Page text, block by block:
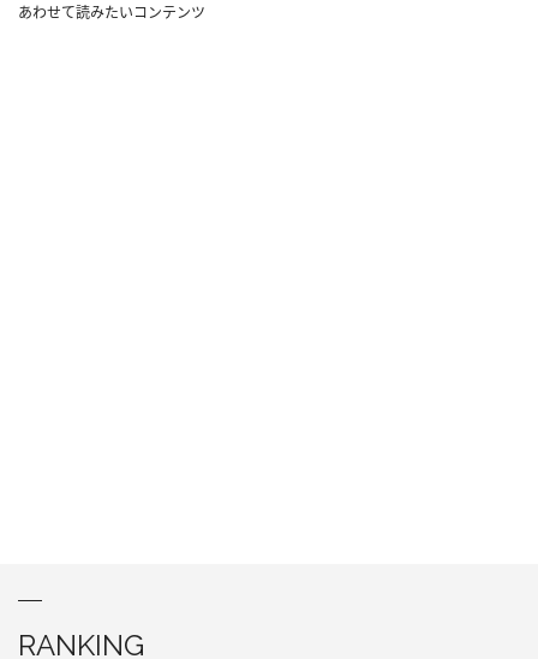
あわせて読みたいコンテンツ
RANKING